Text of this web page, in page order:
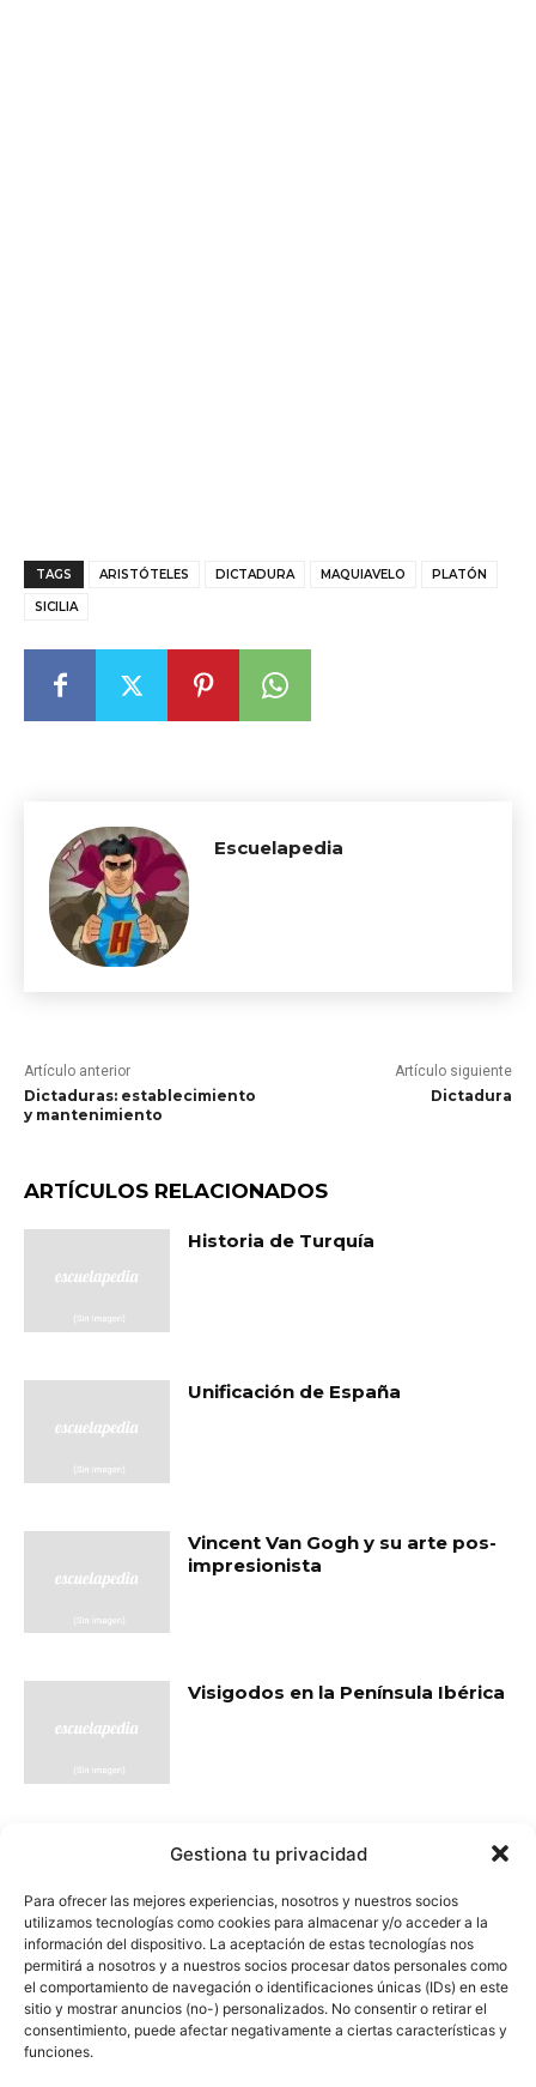
Gestiona tu privacidad
Para ofrecer las mejores experiencias, nosotros y nuestros socios
utilizamos tecnologías como cookies para almacenar y/o acceder a la
información del dispositivo. La aceptación de estas tecnologías nos
permitirá a nosotros y a nuestros socios procesar datos personales como
el comportamiento de navegación o identificaciones únicas (IDs) en este
sitio y mostrar anuncios (no-) personalizados. No consentir o retirar el
consentimiento, puede afectar negativamente a ciertas características y
funciones.
TAGS ARISTÓTELES DICTADURA MAQUIAVELO PLATÓN
SICILIA
Escuelapedia
Artículo anterior
Dictaduras: establecimiento
y mantenimiento
Artículo siguiente
Dictadura
ARTÍCULOS RELACIONADOS
Historia de Turquía
Unificación de España
Vincent Van Gogh y su arte pos-
impresionista
Visigodos en la Península Ibérica